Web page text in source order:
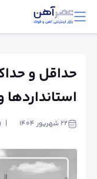
حداقل و
۲۲ شهریور ۱۴۰۴